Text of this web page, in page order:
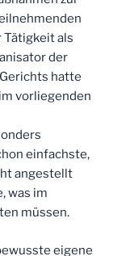
Tätigkeit als
der
hatte
vorliegenden
einfachste,
angestellt
was im
müssen.
eigene